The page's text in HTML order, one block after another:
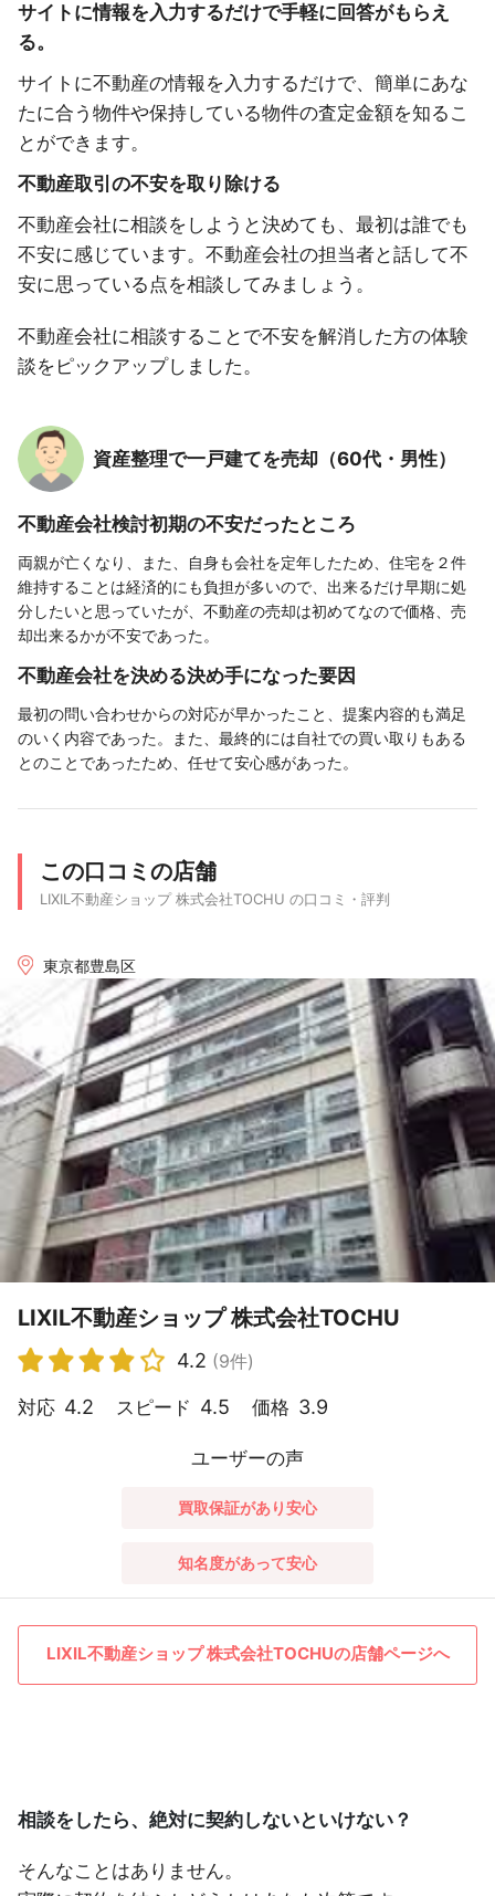
サイトに情報を入力するだけで手軽に回答がもらえ
る。
サイトに不動産の情報を入力するだけで、簡単にあな
たに合う物件や保持している物件の査定金額を知るこ
とができます。
不動産取引の不安を取り除ける
不動産会社に相談をしようと決めても、最初は誰でも
不安に感じています。不動産会社の担当者と話して不
安に思っている点を相談してみましょう。
不動産会社に相談することで不安を解消した方の体験
談をピックアップしました。
資産整理で一戸建てを売却（60代・男性）
不動産会社検討初期の不安だったところ
両親が亡くなり、また、自身も会社を定年したため、住宅を２件
維持することは経済的にも負担が多いので、出来るだけ早期に処
分したいと思っていたが、不動産の売却は初めてなので価格、売
却出来るかが不安であった。
不動産会社を決める決め手になった要因
最初の問い合わせからの対応が早かったこと、提案内容的も満足
のいく内容であった。また、最終的には自社での買い取りもある
とのことであったため、任せて安心感があった。
この口コミの店舗
LIXIL不動産ショップ 株式会社TOCHU の口コミ・評判
東京都豊島区
LIXIL不動産ショップ 株式会社TOCHU
4.2 (9件)
対応 4.2 スピード 4.5 価格 3.9
ユーザーの声
買取保証があり安心
知名度があって安心
LIXIL不動産ショップ 株式会社TOCHUの店舗ページへ
相談をしたら、絶対に契約しないといけない？
そんなことはありません。